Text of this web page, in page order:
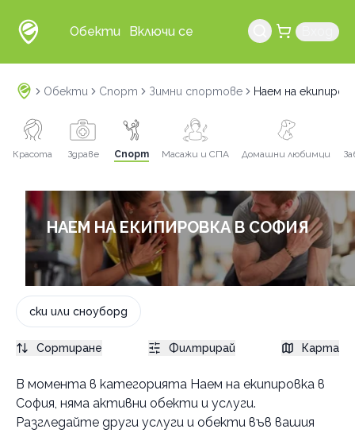
Обекти Включи се
Обекти Спорт Зимни спортове Наем на
Красота Здраве Спорт Масажи и СПА Домашни любимци
НАЕМ НА ЕКИПИРОВКА В СОФИЯ
ски или сноуборд
В момента в категорията Наем на екипировка в
София, няма активни обекти и услуги.
Разгледайте други услуги и обекти във вашия
Сортиране Филтрирай Карта
Боровец
Банско